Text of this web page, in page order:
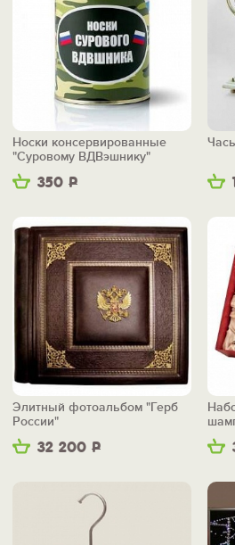
350 Р
Носки консервированные
"Суровому ВДВэшнику"
32 200 Р
Элитный фотоальбом "Герб
России"